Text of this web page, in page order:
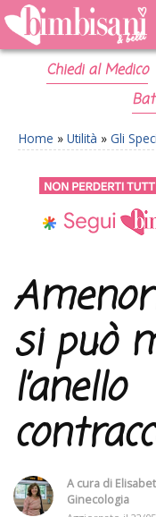
Chiedi al Medico
Home » Utilità » Gli
si può
l’anello
A cura di
Ginecologia